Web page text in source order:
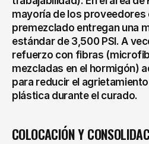
mayoría de los proveedores
premezclado entregan una
estándar de 3,500 PSI. A
refuerzo con fibras
mezcladas en el hormigón)
para reducir el
plástica durante el curado.
COLOCACIÓN Y